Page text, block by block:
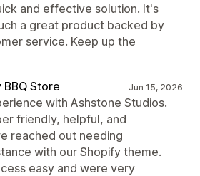
and effective solution. It's
a great product backed by
service. Keep up the
BBQ Store
Jun 15, 2026
with Ashstone Studios.
friendly, helpful, and
reached out needing
with our Shopify theme.
easy and were very